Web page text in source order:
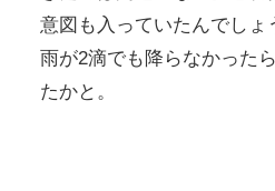
意図も入っていたんでしょ
雨が2滴でも降らなかった
たかと。